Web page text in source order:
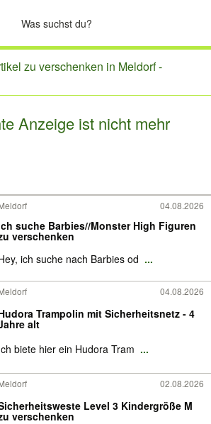
zu verschenken in Meldorf -
Anzeige ist nicht mehr
04.08.2026
suche Barbies//Monster High Figuren
verschenken
ich suche nach Barbies od ...
04.08.2026
Trampolin mit Sicherheitsnetz - 4
alt
biete hier ein Hudora Tram ...
02.08.2026
Level 3 Kindergröße M
verschenken